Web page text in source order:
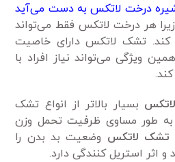
درخت لاتکس به دست می‌آید
هر درخت لاتکس فقط می‌تواند
کند. تشک لاتکس دارای خاصیت
ویژگی می‌تواند نیاز افراد با
بسیار بالاتر از انواع تشک‌
طور مساوی ظرفیت تحمل وزن
تشک لاتکس وضعیت بد بدن را
اثر استریل کنندگی دارد.